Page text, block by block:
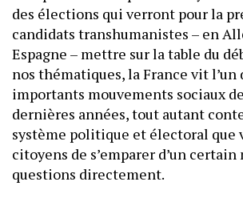
des élections qui verront pour la
candidats transhumanistes – en
Espagne – mettre sur la table du
nos thématiques, la France vit l’un
importants mouvements sociaux
dernières années, tout autant
système politique et électoral que
citoyens de s’emparer d’un certain
questions directement.